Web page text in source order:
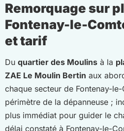
Remorquage sur
Fontenay-le-
et tarif
Du quartier des Moulins à la
ZAE Le Moulin Bertin aux
chaque secteur de Fontenay-
périmètre de la dépanneuse ;
plus immédiat pour guider le
délai constaté à Fontenay-le-